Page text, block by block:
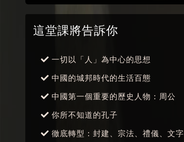
這堂課將告訴你
一切以「人」為中心的思想
中國的城邦時代的生活百態
中國第一個重要的歷史人物：周公
你所不知道的孔子
徹底轉型：封建、宗法、禮儀、文字